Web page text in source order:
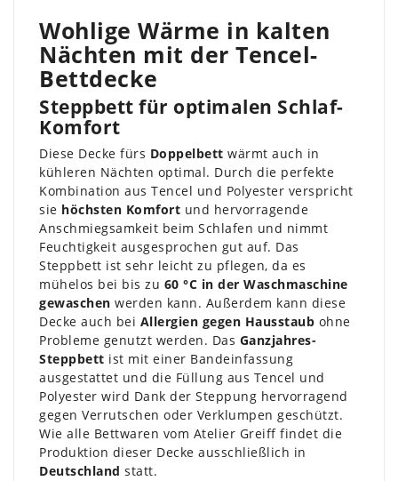
Wohlige Wärme in kalten
Nächten mit der Tencel-
Bettdecke
Steppbett für optimalen Schlaf-
Komfort
Diese Decke fürs Doppelbett wärmt auch in
kühleren Nächten optimal. Durch die perfekte
Kombination aus Tencel und Polyester verspricht
sie höchsten Komfort und hervorragende
Anschmiegsamkeit beim Schlafen und nimmt
Feuchtigkeit ausgesprochen gut auf. Das
Steppbett ist sehr leicht zu pflegen, da es
mühelos bei bis zu 60 °C in der Waschmaschine
gewaschen werden kann. Außerdem kann diese
Decke auch bei Allergien gegen Hausstaub ohne
Probleme genutzt werden. Das Ganzjahres-
Steppbett ist mit einer Bandeinfassung
ausgestattet und die Füllung aus Tencel und
Polyester wird Dank der Steppung hervorragend
gegen Verrutschen oder Verklumpen geschützt.
Wie alle Bettwaren vom Atelier Greiff findet die
Produktion dieser Decke ausschließlich in
Deutschland statt.